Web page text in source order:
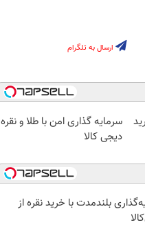
ارسال به تلگرام
سرمایه گذاری امن با طلا و نقره
دیجی کالا
بلندمدت با خرید نقره از